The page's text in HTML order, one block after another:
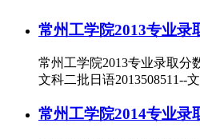
常州工学院2013专业录
常州工学院2013专业录取分
文科二批日语2013508511--
常州工学院2014专业录